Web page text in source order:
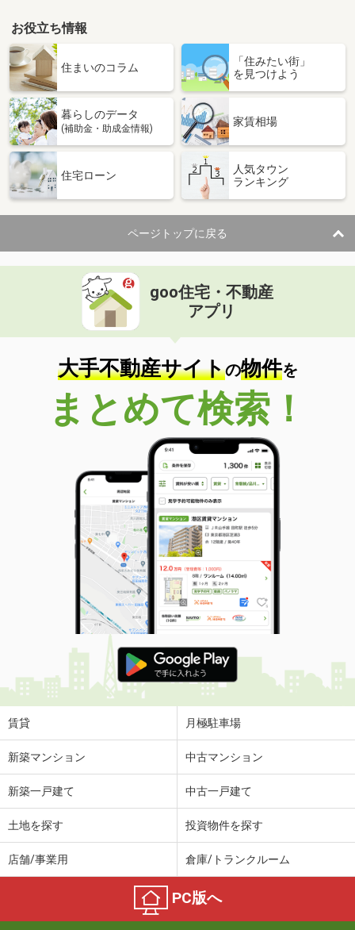
お役立ち情報
住まいのコラム
「住みたい街」
を見つけよう
暮らしのデータ
(補助金・助成金情報)
家賃相場
住宅ローン
人気タウン
ランキング
ページトップに戻る
goo住宅・不動産
アプリ
大手不動産サイトの物件を
まとめて検索！
賃貸 月極駐車場
新築マンション 中古マンション
新築一戸建て 中古一戸建て
土地を探す 投資物件を探す
店舗/事業用 倉庫/トランクルーム
PC版へ